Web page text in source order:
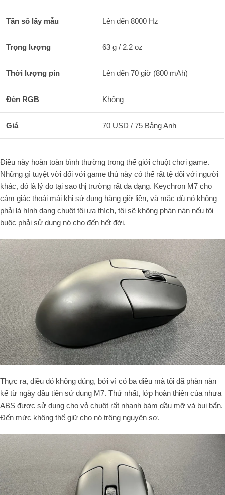
Tần số lấy mẫu Lên đến 8000 Hz
Trọng lượng 63 g / 2.2 oz
Thời lượng pin Lên đến 70 giờ (800 mAh)
Đèn RGB Không
Giá 70 USD / 75 Bảng Anh
Điều này hoàn toàn bình thường trong thế giới chuột chơi game.
Những gì tuyệt vời đối với game thủ này có thể rất tệ đối với người
khác, đó là lý do tại sao thị trường rất đa dạng. Keychron M7 cho
cảm giác thoải mái khi sử dụng hàng giờ liền, và mặc dù nó không
phải là hình dạng chuột tôi ưa thích, tôi sẽ không phàn nàn nếu tôi
buộc phải sử dụng nó cho đến hết đời.
Thực ra, điều đó không đúng, bởi vì có ba điều mà tôi đã phàn nàn
kể từ ngày đầu tiên sử dụng M7. Thứ nhất, lớp hoàn thiện của nhựa
ABS được sử dụng cho vỏ chuột rất nhanh bám dầu mỡ và bụi bẩn.
Đến mức không thể giữ cho nó trông nguyên sơ.